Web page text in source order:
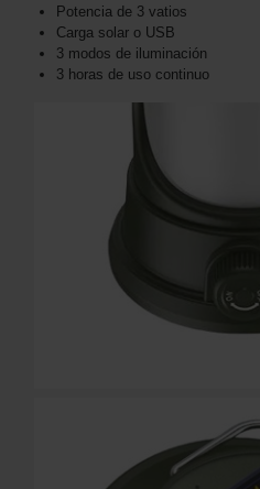
Potencia de 3 vatios
Carga solar o USB
3 modos de iluminación
3 horas de uso continuo